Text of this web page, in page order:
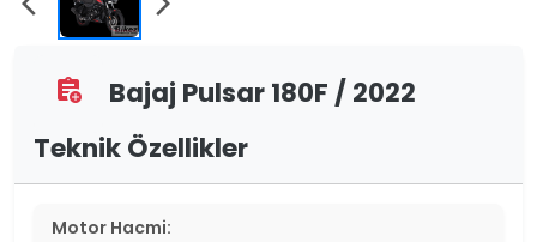
assignment_add
Bajaj Pulsar 180F / 2022
Teknik Özellikler
Motor Hacmi: